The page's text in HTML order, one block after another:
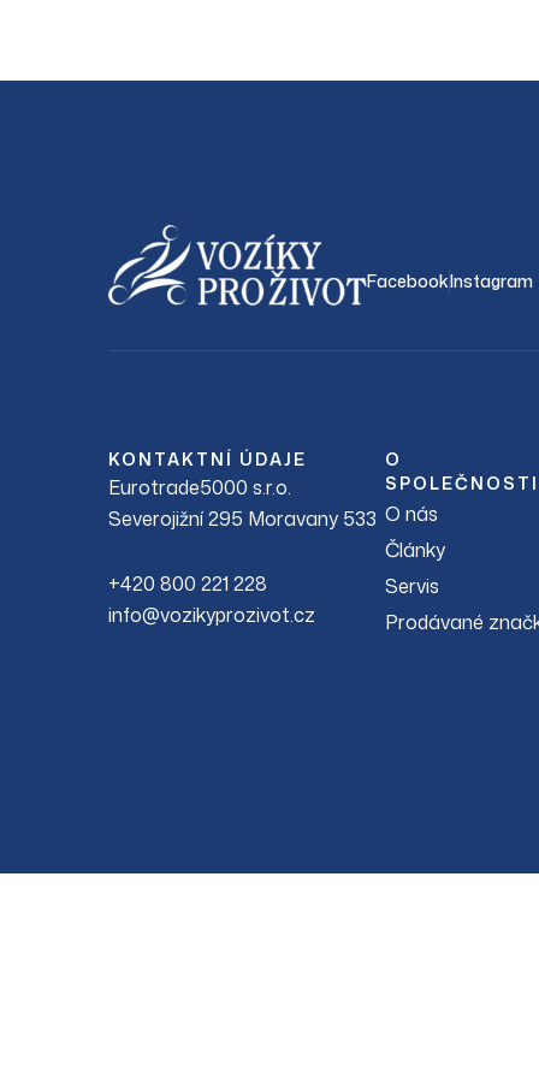
FacebookInstagram
KONTAKTNÍ ÚDAJE
Eurotrade5000 s.r.o.
Severojižní 295 Moravany 533
+420 800 221 228
info@vozikyprozivot.cz
O
SPOLEČNOSTI
O nás
Články
Servis
Prodávané